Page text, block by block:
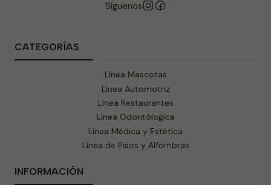
Síguenos
CATEGORÍAS
Línea Mascotas
Línea Automotriz
Línea Restaurantes
Línea Odontólogica
Línea Médica y Estética
Línea de Pisos y Alfombras
INFORMACIÓN